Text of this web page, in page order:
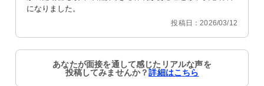
になりました。
投稿日：2026/03/12
あなたが面接を通して感じたリアルな声を
投稿してみませんか？詳細はこちら